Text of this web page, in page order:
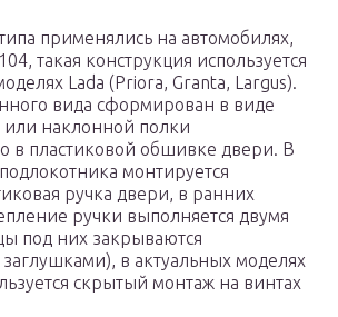
применялись на автомобилях,
такая конструкция используется
Lada (Priora, Granta, Largus).
вида сформирован в виде
или наклонной полки
в пластиковой обшивке двери. В
монтируется
ручка двери, в ранних
ручки выполняется двумя
под них закрываются
в актуальных моделях
скрытый монтаж на винтах